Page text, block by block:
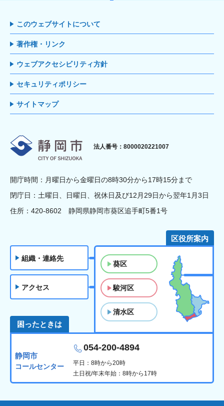
このウェブサイトについて
著作権・リンク
ウェブアクセシビリティ方針
セキュリティポリシー
サイトマップ
静岡市
法人番号：8000020221007
開庁時間：月曜日から金曜日の8時30分から17時15分まで
閉庁日：土曜日、日曜日、祝休日及び12月29日から翌年1月3日
住所：420-8602 静岡県静岡市葵区追手町5番1号
組織・連絡先
アクセス
区役所案内
葵区
駿河区
清水区
困ったときは
静岡市
コールセンター
054-200-4894
平日：8時から20時
土日祝/年末年始：8時から17時